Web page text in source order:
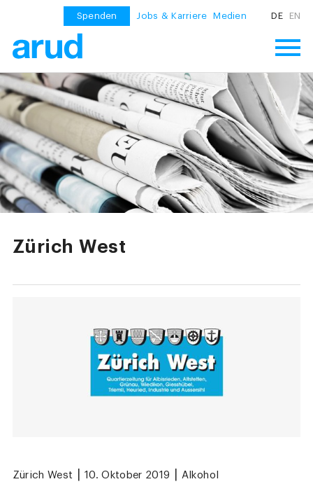
Spenden Jobs & Karriere Medien DE EN
Zürich West
Zürich West 10. Oktober 2019 Alkohol